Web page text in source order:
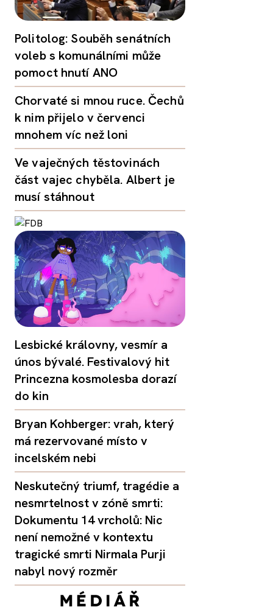
Politolog: Souběh senátních
voleb s komunálními může
pomoct hnutí ANO
Chorvaté si mnou ruce. Čechů
k nim přijelo v červenci
mnohem víc než loni
Ve vaječných těstovinách
část vajec chyběla. Albert je
musí stáhnout
Lesbické královny, vesmír a
únos bývalé. Festivalový hit
Princezna kosmolesba dorazí
do kin
Bryan Kohberger: vrah, který
má rezervované místo v
incelském nebi
Neskutečný triumf, tragédie a
nesmrtelnost v zóně smrti:
Dokumentu 14 vrcholů: Nic
není nemožné v kontextu
tragické smrti Nirmala Purji
nabyl nový rozměr